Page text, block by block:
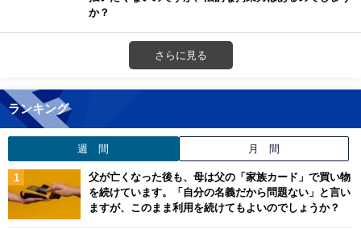
か？
さらに見る
ランキング
週 間 月 間
父が亡くなった後も、母は父の「家族カード」で買い物
を続けています。「自分の名義だから問題ない」と言い
ますが、このまま利用を続けてもよいのでしょうか？